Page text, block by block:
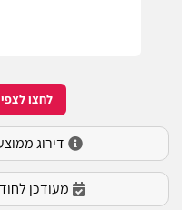
לחצו
דירוג ממוצע 4.5 לפי 302
מעודכן